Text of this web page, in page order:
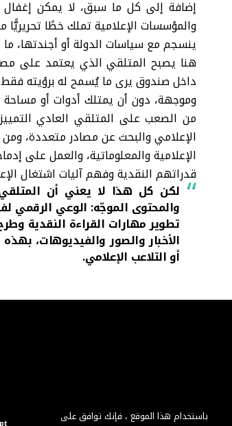
باستخدام هذا الموقع ، فإنك توافق على
إضافة إلى كل ما سبق، لا يمكن إغفال
والمؤسسات الإعلامية تملك خطًا تحريريًّا
ينسجم مع سياسات الدولة أو أجندتها،
هنا يصبح المتلقي الذي يعتمد على
داخل صندوق يرى ما يُسمح له برؤيته
وموجهة، دون أن يمتلك أدوات أو
من الصعب على المتلقي العادي
الإعلامي والبحث عن مصادر متعددة، ومن
الإعلامية والمعلوماتية، والعمل على
قدراتهم النقدية وفهم آليات اشتغال
لكن كل هذا لا يعني أن المتلقي
والمحتوى الموجّه: الوعي الرقمي
تطوير مهارات القراءة النقدية
الأخبار والصور والفيديوهات،
أو التلاعب الإعلامي.